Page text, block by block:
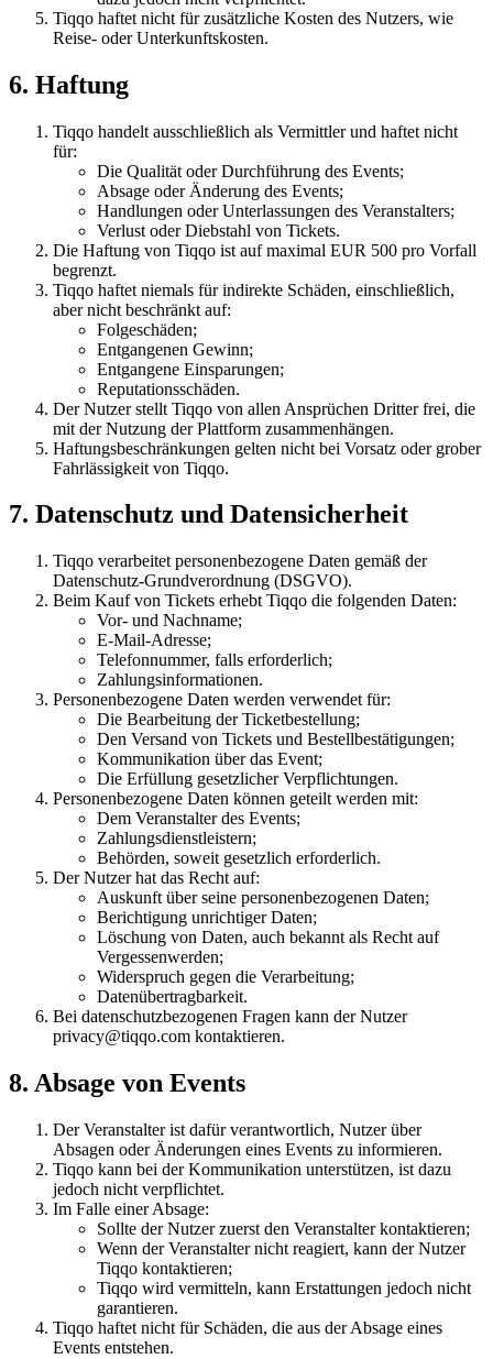
Tiqqo haftet nicht für zusätzliche Kosten des Nutzers, wie
Reise- oder Unterkunftskosten.
6. Haftung
Tiqqo handelt ausschließlich als Vermittler und haftet nicht
für:
Die Qualität oder Durchführung des Events;
Absage oder Änderung des Events;
Handlungen oder Unterlassungen des Veranstalters;
Verlust oder Diebstahl von Tickets.
Die Haftung von Tiqqo ist auf maximal EUR 500 pro Vorfall
begrenzt.
Tiqqo haftet niemals für indirekte Schäden, einschließlich,
aber nicht beschränkt auf:
Folgeschäden;
Entgangenen Gewinn;
Entgangene Einsparungen;
Reputationsschäden.
Der Nutzer stellt Tiqqo von allen Ansprüchen Dritter frei, die
mit der Nutzung der Plattform zusammenhängen.
Haftungsbeschränkungen gelten nicht bei Vorsatz oder grober
Fahrlässigkeit von Tiqqo.
7. Datenschutz und Datensicherheit
Tiqqo verarbeitet personenbezogene Daten gemäß der
Datenschutz-Grundverordnung (DSGVO).
Beim Kauf von Tickets erhebt Tiqqo die folgenden Daten:
Vor- und Nachname;
E-Mail-Adresse;
Telefonnummer, falls erforderlich;
Zahlungsinformationen.
Personenbezogene Daten werden verwendet für:
Die Bearbeitung der Ticketbestellung;
Den Versand von Tickets und Bestellbestätigungen;
Kommunikation über das Event;
Die Erfüllung gesetzlicher Verpflichtungen.
Personenbezogene Daten können geteilt werden mit:
Dem Veranstalter des Events;
Zahlungsdienstleistern;
Behörden, soweit gesetzlich erforderlich.
Der Nutzer hat das Recht auf:
Auskunft über seine personenbezogenen Daten;
Berichtigung unrichtiger Daten;
Löschung von Daten, auch bekannt als Recht auf
Vergessenwerden;
Widerspruch gegen die Verarbeitung;
Datenübertragbarkeit.
Bei datenschutzbezogenen Fragen kann der Nutzer
privacy@tiqqo.com kontaktieren.
8. Absage von Events
Der Veranstalter ist dafür verantwortlich, Nutzer über
Absagen oder Änderungen eines Events zu informieren.
Tiqqo kann bei der Kommunikation unterstützen, ist dazu
jedoch nicht verpflichtet.
Im Falle einer Absage:
Sollte der Nutzer zuerst den Veranstalter kontaktieren;
Wenn der Veranstalter nicht reagiert, kann der Nutzer
Tiqqo kontaktieren;
Tiqqo wird vermitteln, kann Erstattungen jedoch nicht
garantieren.
Tiqqo haftet nicht für Schäden, die aus der Absage eines
Events entstehen.